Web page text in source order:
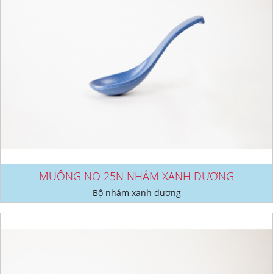
MUỖNG NO 25N NHÁM XANH DƯƠNG
Bộ nhám xanh dương